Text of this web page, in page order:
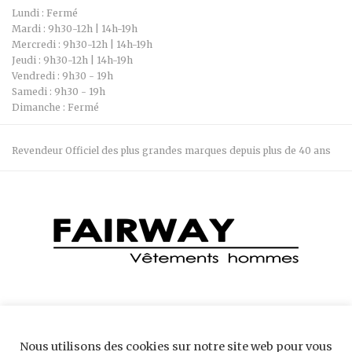
Lundi : Fermé
Mardi : 9h30-12h | 14h-19h
Mercredi : 9h30-12h | 14h-19h
Jeudi : 9h30-12h | 14h-19h
Vendredi : 9h30 - 19h
Samedi : 9h30 - 19h
Dimanche : Fermé
Revendeur Officiel des plus grandes marques depuis plus de 40 ans
Nous utilisons des cookies sur notre site web pour vous